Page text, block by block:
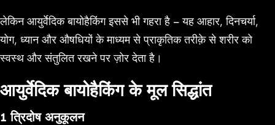
लेकिन आयुर्वेदिक बायोहैकिंग इससे भी गहरा है – यह आहार, दिनचर्या,
योग, ध्यान और औषधियों के माध्यम से प्राकृतिक तरीक़े से शरीर को
स्वस्थ और संतुलित रखने पर ज़ोर देता है।
आयुर्वेदिक बायोहैकिंग के मूल सिद्धांत
1 त्रिदोष अनुकूलन